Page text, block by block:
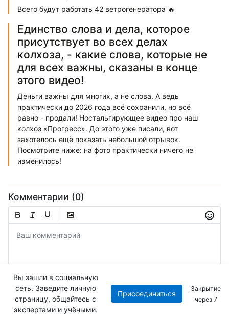
Всего будут работать 42 ветрогенератора 🔥
Единство слова и дела, которое
присутствует во всех делах
колхоза, - какие слова, которые не
для всех важны, сказаны в конце
этого видео!
Деньги важны для многих, а не слова. А ведь
практически до 2026 года всё сохранили, но всё
равно - продали! Ностальгирующее видео про наш
колхоз «Прогресс». До этого уже писали, вот
захотелось ещё показать небольшой отрывок.
Посмотрите ниже: на фото практически ничего не
изменилось!
Комментарии (0)
Отправить
Вы зашли в социальную
сеть. Заведите личную
страницу, общайтесь с
экспертами и учёными.
Присоединиться
Закрытие
через 6